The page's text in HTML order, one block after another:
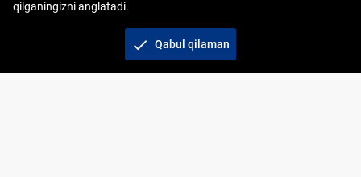
Copyright © 2017-2026. "Elektron onlayn-auksionlarni
tashkil etish" AJ. Barcha huquqlar himoyalangan
qilganingizni anglatadi.
check Qabul qilaman